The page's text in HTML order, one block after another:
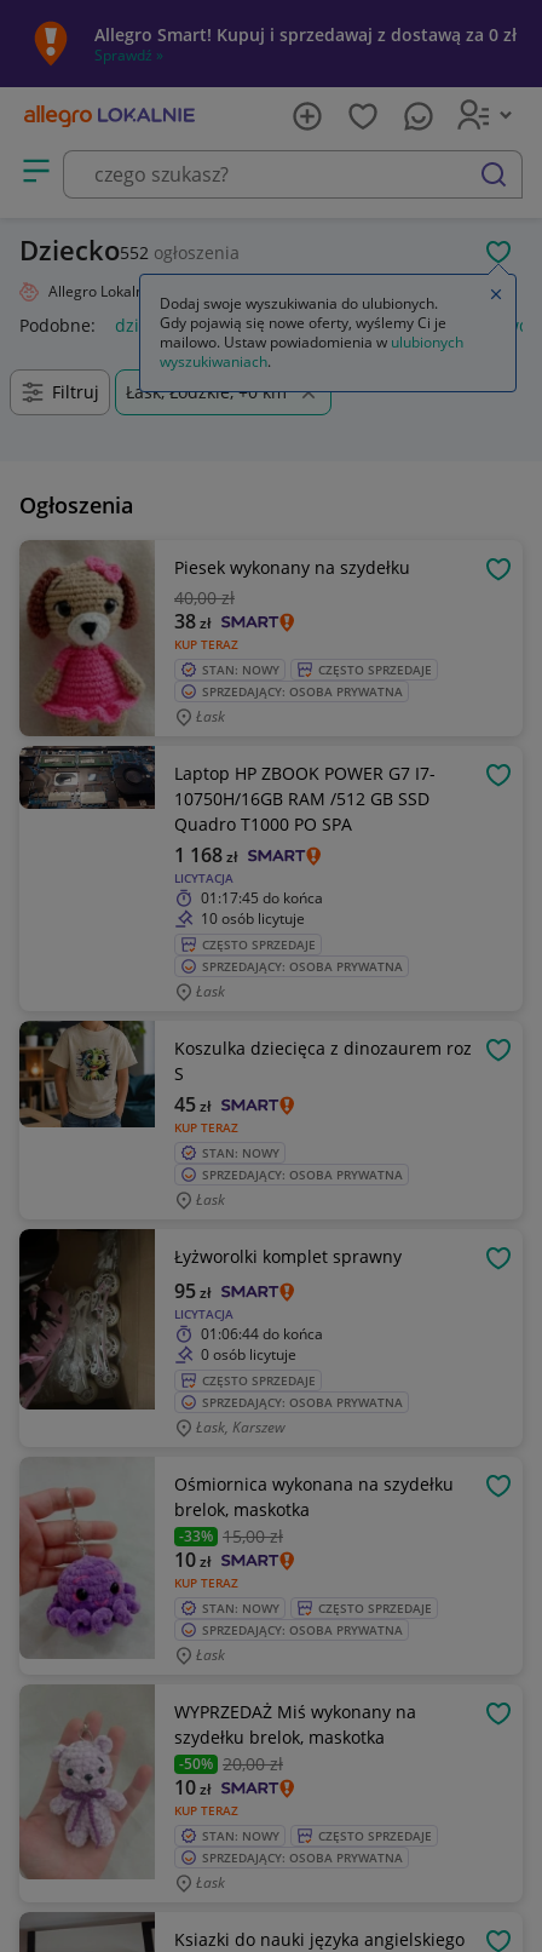
Allegro Smart! Kupuj i sprzedawaj z dostawą za 0 zł
Sprawdź »
Otwórz menu z kategoriami
szukaj
Dziecko552 ogłoszenia
Allegro Lokalnie
Podobne: dziecko naklejka dziecko w aucie lalki jak
Filtruj Łask, Łódzkie, +0 km
Ogłoszenia
Piesek wykonany na szydełku
40,00 zł
KUP TERAZ
38zł
STAN: NOWY
CZĘSTO SPRZEDAJE
SPRZEDAJĄCY: OSOBA PRYWATNA
Łask
Laptop HP ZBOOK POWER G7 I7-
10750H/16GB RAM /512 GB SSD
Quadro T1000 PO SPA
LICYTACJA
1 168zł
01:17:45 do końca
10 osób licytuje
CZĘSTO SPRZEDAJE
SPRZEDAJĄCY: OSOBA PRYWATNA
Łask
Koszulka dziecięca z dinozaurem roz
S
KUP TERAZ
45zł
STAN: NOWY
SPRZEDAJĄCY: OSOBA PRYWATNA
Łask
Łyżworolki komplet sprawny
LICYTACJA
95zł
01:06:44do końca
0 osób licytuje
CZĘSTO SPRZEDAJE
SPRZEDAJĄCY: OSOBA PRYWATNA
Łask, Karszew
Ośmiornica wykonana na szydełku
brelok, maskotka
-33% 15,00 zł
KUP TERAZ
10zł
STAN: NOWY
CZĘSTO SPRZEDAJE
SPRZEDAJĄCY: OSOBA PRYWATNA
Łask
WYPRZEDAŻ Miś wykonany na
szydełku brelok, maskotka
-50% 20,00 zł
KUP TERAZ
10zł
STAN: NOWY
CZĘSTO SPRZEDAJE
SPRZEDAJĄCY: OSOBA PRYWATNA
Łask
Ksiazki do nauki języka angielskiego
Dodaj swoje wyszukiwania do ulubionych.
Gdy pojawią się nowe oferty, wyślemy Ci je
mailowo. Ustaw powiadomienia w ulubionych
wyszukiwaniach.